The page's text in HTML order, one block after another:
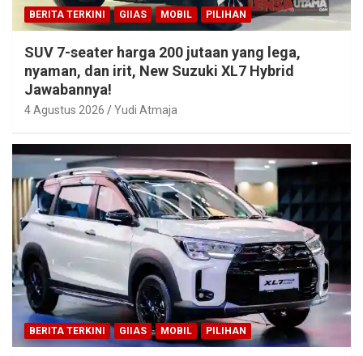
BERITA TERKINI GIIAS MOBIL PILIHAN
SUV 7-seater harga 200 jutaan yang lega,
nyaman, dan irit, New Suzuki XL7 Hybrid
Jawabannya!
4 Agustus 2026 Yudi Atmaja
BERITA TERKINI GIIAS MOBIL PILIHAN